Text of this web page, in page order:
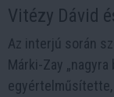
Vitézy Dávid
Az interjú során
Márki-Zay
egyértelműsítette,